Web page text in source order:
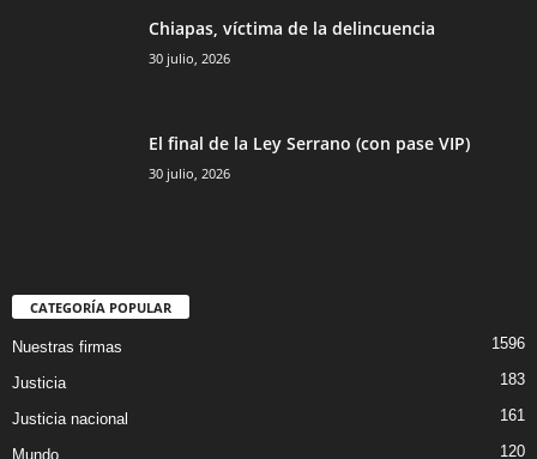
Chiapas, víctima de la delincuencia
30 julio, 2026
El final de la Ley Serrano (con pase VIP)
30 julio, 2026
CATEGORÍA POPULAR
Nuestras firmas 1596
Justicia 183
Justicia nacional 161
Mundo 120